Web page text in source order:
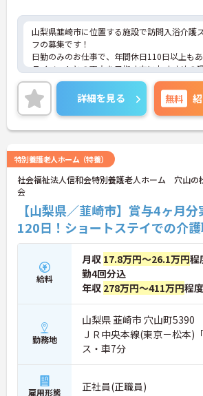
山梨県韮崎市に位置する施設で訪問入浴介護
フの募集です！
日勤のみのお仕事で、年間休日110日以上も
ライベートとの両立を目指す方におすすめの
す◎マイカーでの通勤もOK！昇給や賞与制度
り、頑張りが評価されてしっかりと還元されま
さらに各種手当もあるのは嬉しいポイントで
格取得支援制度もあるため働きながら取得可
寧な研修とフォロー体制で、ご自身のスキル
こちらの求人にご興味がございましたら面接
ントもお伝えしますので是非ご応募お待ちして
ます。
詳細を見る 無料
特別養護老人ホーム（特養）
社会福祉法人信和会特別養護老人ホーム 穴山の
会
【山梨県／韮崎市】賞与4ヶ月
120日！ショートステイでの介
給料
月収 17.8万円～26.1万円程
勤4回分込
年収 278万円～411万円程
勤務地
山梨県 韮崎市 穴山町5390
ＪＲ中央本線(東京－松本)
ス・車7分
雇用形態 正社員(正職員)